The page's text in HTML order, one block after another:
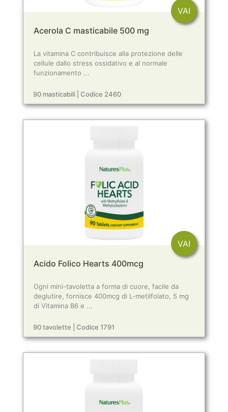
VAI
Acerola C masticabile 500 mg
La vitamina C contribuisce alla protezione delle
cellule dallo stress ossidativo e al normale
funzionamento ...
90 masticabili | Codice 2460
VAI
Acido Folico Hearts 400mcg
Ogni mini-tavoletta a forma di cuore, facile da
deglutire, fornisce 400mcg di L-metilfolato, 5 mg
di Vitamina B6 e ...
90 tavolette | Codice 1791